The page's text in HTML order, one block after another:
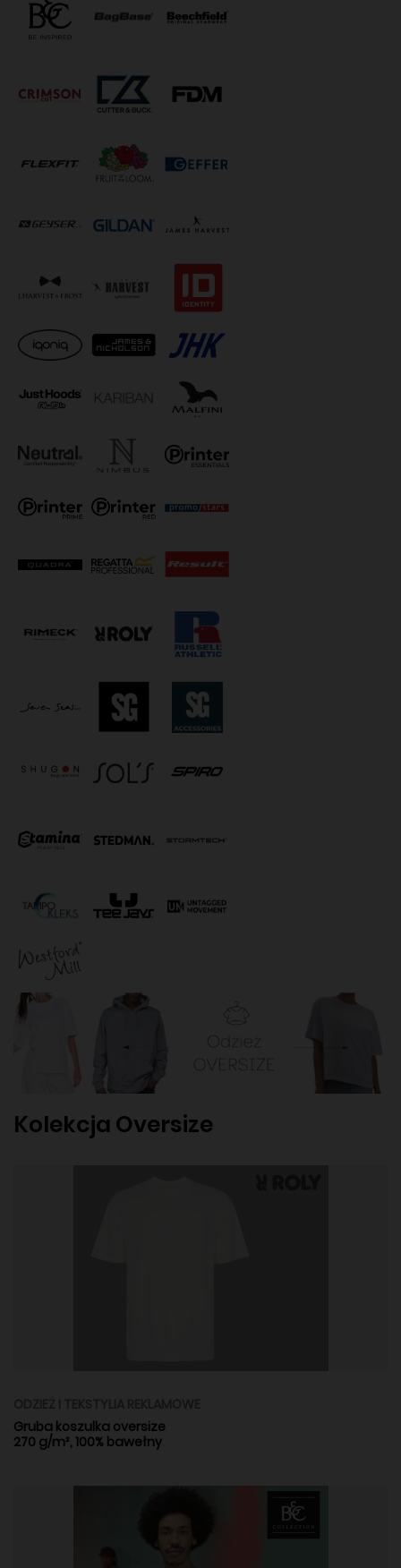
Kolekcja Oversize
Gruba koszulka oversize
270 g/m², 100% bawełny